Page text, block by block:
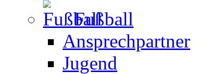
Fußball
Ansprechpartner
Jugend